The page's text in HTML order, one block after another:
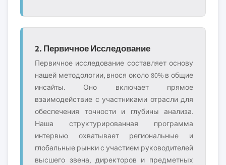
2. Первичное Исследование
Первичное исследование составляет основу
нашей методологии, внося около 80% в общие
инсайты. Оно включает прямое
взаимодействие с участниками отрасли для
обеспечения точности и глубины анализа.
Наша структурированная программа
интервью охватывает региональные и
глобальные рынки с участием руководителей
высшего звена, директоров и предметных